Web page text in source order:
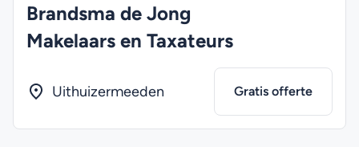
Brandsma de Jong
Makelaars en Taxateurs
Uithuizermeeden Gratis offerte